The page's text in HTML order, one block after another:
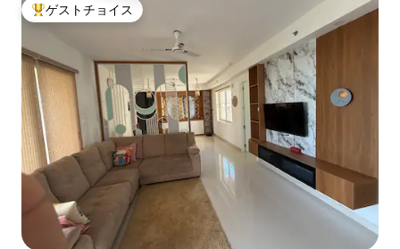
大好評のゲストチョイスです。
ゲストチョイス